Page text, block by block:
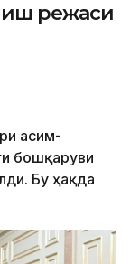
режаси
Қасим-
бошқаруви
Бу ҳақда